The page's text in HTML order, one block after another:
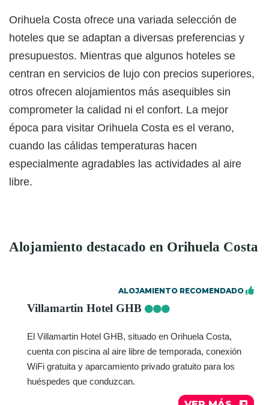
Orihuela Costa ofrece una variada selección de
hoteles que se adaptan a diversas preferencias y
presupuestos. Mientras que algunos hoteles se
centran en servicios de lujo con precios superiores,
otros ofrecen alojamientos más asequibles sin
comprometer la calidad ni el confort. La mejor
época para visitar Orihuela Costa es el verano,
cuando las cálidas temperaturas hacen
especialmente agradables las actividades al aire
libre.
Alojamiento destacado en Orihuela Costa
ALOJAMIENTO RECOMENDADO
Villamartin Hotel GHB
El Villamartin Hotel GHB, situado en Orihuela Costa,
cuenta con piscina al aire libre de temporada, conexión
WiFi gratuita y aparcamiento privado gratuito para los
huéspedes que conduzcan.